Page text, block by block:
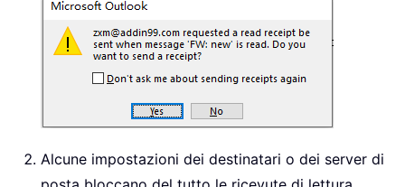
Alcune impostazioni dei destinatari o dei server di